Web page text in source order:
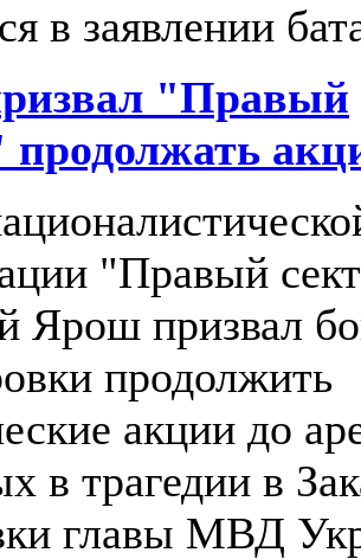
в заявлении
"Правый
продолжать
"Правый
Ярош призвал
продолжить
акции до
в трагедии в
главы МВД